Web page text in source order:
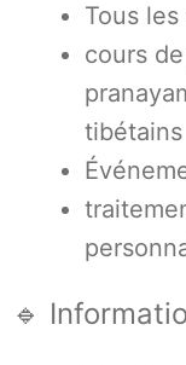
Tous
cours
tibétains
🔹